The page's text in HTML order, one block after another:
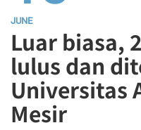
JUNE
Luar biasa,
lulus dan
Universitas
Mesir